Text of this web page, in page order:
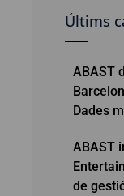
Últims
ABAST
Dades
ABAST
de